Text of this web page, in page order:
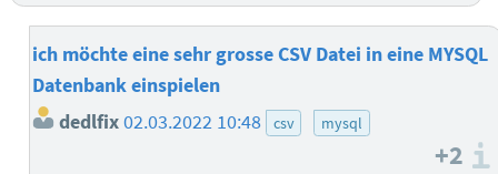
ich möchte eine sehr grosse CSV Datei in eine MYSQL
Datenbank einspielen
dedlfix02.03.2022 10:48 csv mysql
+2